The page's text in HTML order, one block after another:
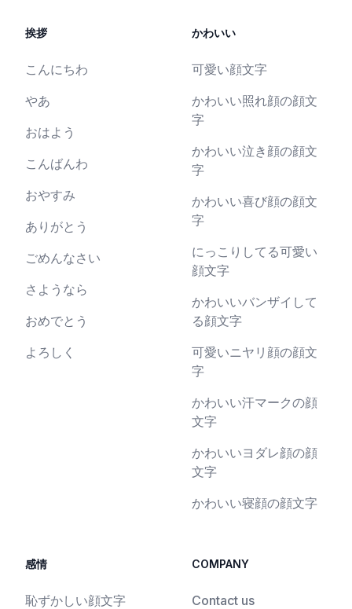
挨拶
こんにちわ
やあ
おはよう
こんばんわ
おやすみ
ありがとう
ごめんなさい
さようなら
おめでとう
よろしく
かわいい
可愛い顔文字
かわいい照れ顔の顔文
字
かわいい泣き顔の顔文
字
かわいい喜び顔の顔文
字
にっこりしてる可愛い
顔文字
かわいいバンザイして
る顔文字
可愛いニヤリ顔の顔文
字
かわいい汗マークの顔
文字
かわいいヨダレ顔の顔
文字
かわいい寝顔の顔文字
感情
恥ずかしい顔文字
COMPANY
Contact us